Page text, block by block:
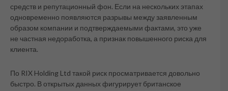
средств и репутационный фон. Если на нескольких этапах
одновременно появляются разрывы между заявленным
образом компании и подтверждаемыми фактами, это уже
не частная недоработка, а признак повышенного риска для
клиента.
По RIX Holding Ltd такой риск просматривается довольно
быстро. В открытых данных фигурирует британское